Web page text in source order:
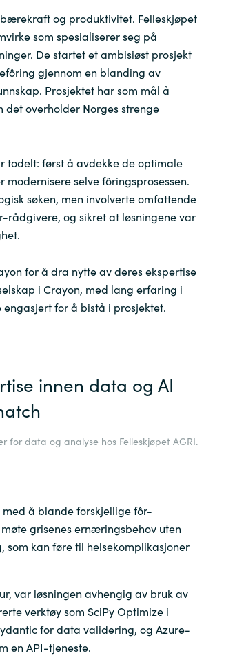
og produktivitet. Felleskjøpet
som spesialiserer seg på
De startet et ambisiøst prosjekt
gjennom en blanding av
Prosjektet har som mål å
overholder Norges strenge
todelt: først å avdekke de optimale
selve fôringsprosessen.
søken, men involverte omfattende
rådgivere, og sikret at løsningene var
for å dra nytte av deres ekspertise
i Crayon, med lang erfaring i
for å bistå i prosjektet.
innen data og AI
for data og analyse hos Felleskjøpet AGRI.
å blande forskjellige fôr-
grisenes ernæringsbehov uten
kan føre til helsekomplikasjoner
var løsningen avhengig av bruk av
verktøy som SciPy Optimize i
for data validering, og Azure-
en API-tjeneste.